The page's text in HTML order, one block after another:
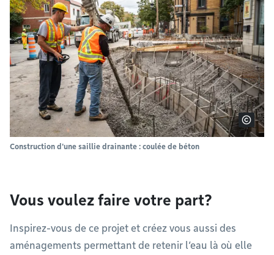
Construction d'une saillie drainante : coulée de béton
Vous voulez faire votre part?
Inspirez-vous de ce projet et créez vous aussi des
aménagements permettant de retenir l’eau là où elle